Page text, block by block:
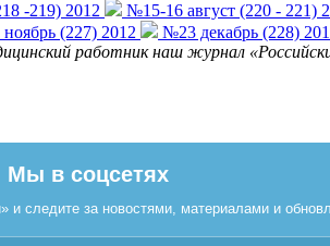
-219) 2012 №15-16 август (220 - 221)
(227) 2012 №23 декабрь (228)
работник наш журнал
Мы в соцсетях
и следите за новостями, материалами и